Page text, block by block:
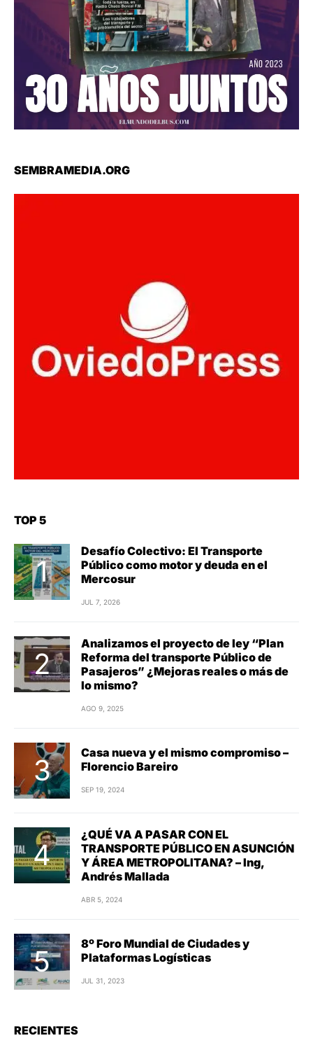
SEMBRAMEDIA.ORG
TOP 5
Desafío Colectivo: El Transporte
Público como motor y deuda en el
Mercosur
JUL 7, 2026
Analizamos el proyecto de ley “Plan
Reforma del transporte Público de
Pasajeros” ¿Mejoras reales o más de
lo mismo?
AGO 9, 2025
Casa nueva y el mismo compromiso –
Florencio Bareiro
SEP 19, 2024
¿QUÉ VA A PASAR CON EL
TRANSPORTE PÚBLICO EN ASUNCIÓN
Y ÁREA METROPOLITANA? – Ing,
Andrés Mallada
ABR 5, 2024
8º Foro Mundial de Ciudades y
Plataformas Logísticas
JUL 31, 2023
RECIENTES